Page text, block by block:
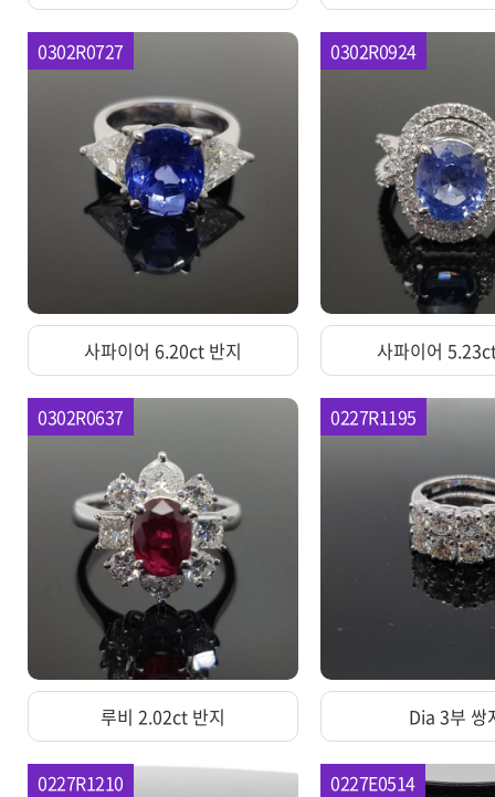
0302R0727
사파이어 6.20ct 반지
0302R0924
사파이어
0302R0637
루비 2.02ct 반지
0227R1195
Dia 3부 쌍
0227R1210 0227E0514